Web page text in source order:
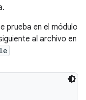
prueba en el módulo
al archivo en